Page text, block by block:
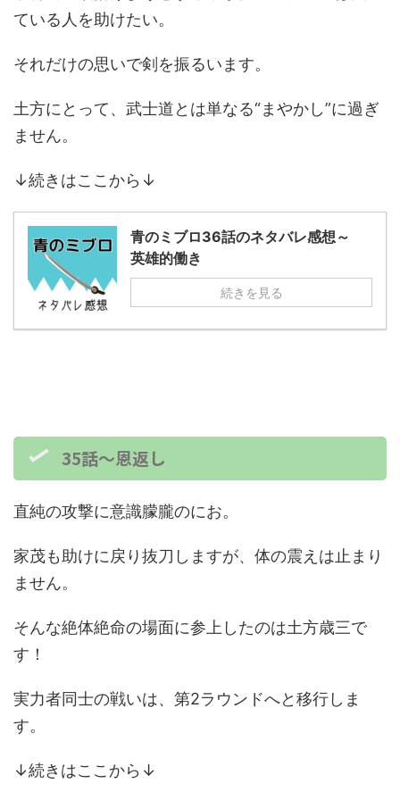
ている人を助けたい。
それだけの思いで剣を振るいます。
土方にとって、武士道とは単なる“まやかし”に過ぎ
ません。
↓続きはここから↓
青のミブロ36話のネタバレ感想～
英雄的働き
続きを見る
35話～恩返し
直純の攻撃に意識朦朧のにお。
家茂も助けに戻り抜刀しますが、体の震えは止まり
ません。
そんな絶体絶命の場面に参上したのは土方歳三で
す！
実力者同士の戦いは、第2ラウンドへと移行しま
す。
↓続きはここから↓